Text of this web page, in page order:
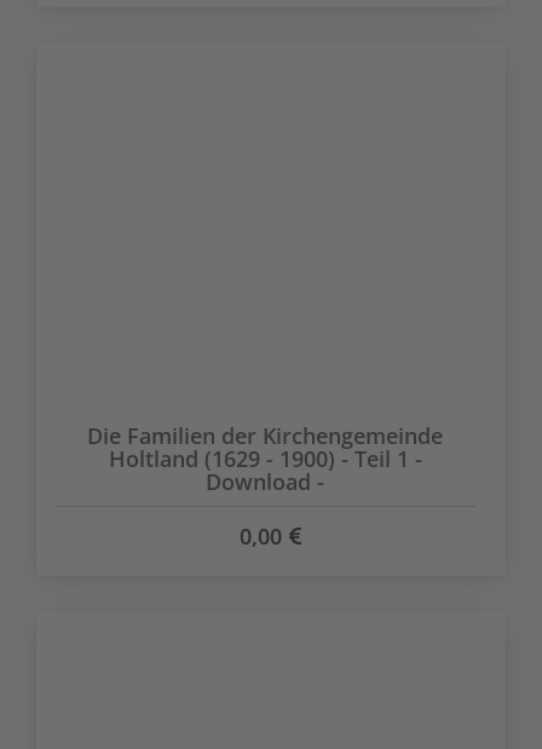
Die Familien der Kirchengemeinde
Holtland (1629 - 1900) - Teil 1 -
Download -
0,00